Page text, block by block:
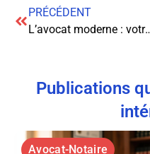
PRÉCÉDENT
L’avocat moderne : votre
Publications
Avocat-Notaire